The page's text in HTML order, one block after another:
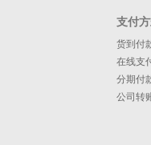
支付
货到付
在线支
分期付
公司转